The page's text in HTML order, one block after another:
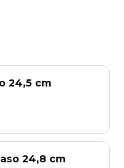
24,5 cm
24,8 cm